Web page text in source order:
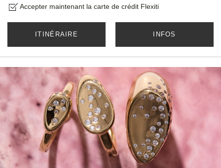
Accepter maintenant la carte de crédit Flexiti
ITINÉRAIRE INFOS